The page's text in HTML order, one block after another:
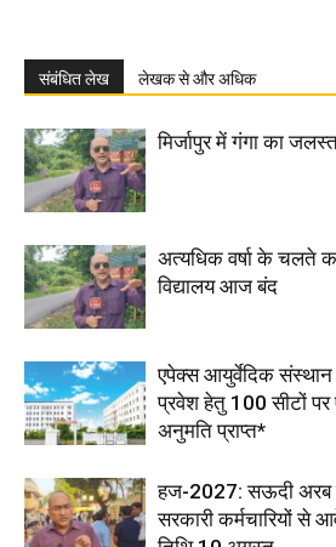
संबंधित लेख लेखक से और अधिक
मिर्जापुर में गंगा का
अत्यधिक वर्षा के चलते
विद्यालय आज बंद
एपेक्स आयुर्वेदिक संस्थान
प्रवेश हेतु 100 सीटों
अनुमति प्राप्त*
हज-2027: सऊदी अरब
सरकारी कर्मचारियों